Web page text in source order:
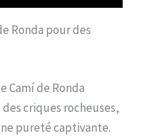
Ronda pour des
Camí de Ronda
criques rocheuses,
pureté captivante.